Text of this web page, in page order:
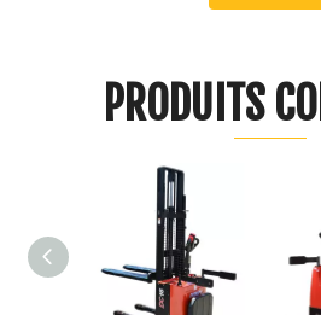
PRODUITS